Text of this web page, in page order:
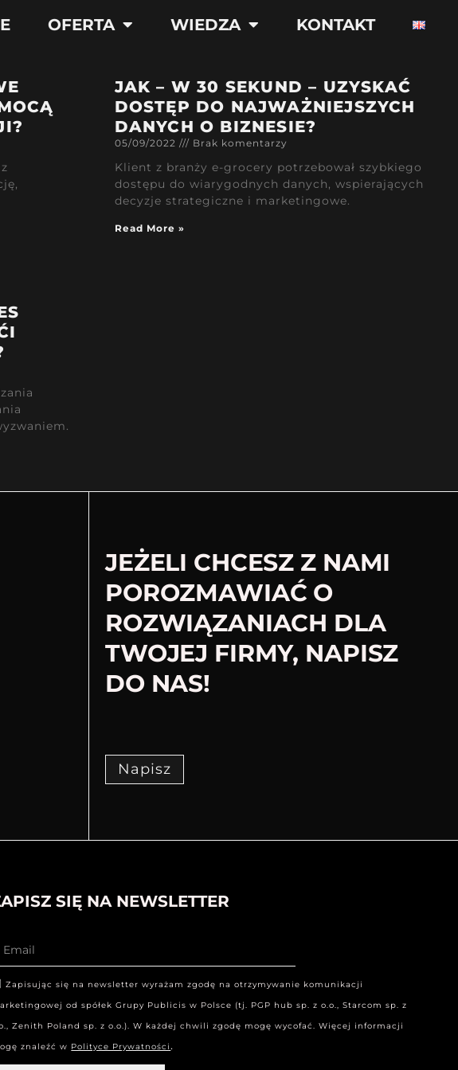
OFERTA WIEDZA KONTAKT
JAK – W 30 SEKUND – UZYSKAĆ
DOSTĘP DO NAJWAŻNIEJSZYCH
DANYCH O BIZNESIE?
05/09/2022 Brak komentarzy
Klient z branży e-grocery potrzebował szybkiego
dostępu do wiarygodnych danych, wspierających
decyzje strategiczne i marketingowe.
Read More »
JEŻELI CHCESZ Z NAMI
POROZMAWIAĆ O
ROZWIĄZANIACH DLA
TWOJEJ FIRMY, NAPISZ
DO NAS!
Napisz
SIĘ NA NEWSLETTER
Zapisując się na newsletter wyrażam zgodę na otrzymywanie komunikacji
od spółek Grupy Publicis w Polsce (tj. PGP hub sp. z o.o., Starcom sp. z
Zenith Poland sp. z o.o.). W każdej chwili zgodę mogę wycofać. Więcej informacji
znaleźć w Polityce Prywatności.